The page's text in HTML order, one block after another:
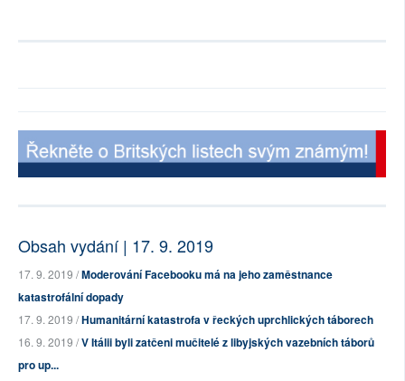
Obsah vydání | 17. 9. 2019
17. 9. 2019 /Moderování Facebooku má na jeho zaměstnance
katastrofální dopady
17. 9. 2019 /Humanitární katastrofa v řeckých uprchlických táborech
16. 9. 2019 /V Itálii byli zatčeni mučitelé z libyjských vazebních táborů
pro up...